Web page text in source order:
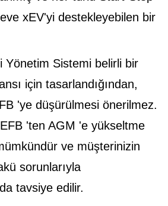
xEV'yi destekleyebilen bir
Yönetim Sistemi belirli bir
için tasarlandığından,
'ye düşürülmesi önerilmez.
'ten AGM 'e yükseltme
ve müşterinizin
sorunlarıyla
tavsiye edilir.